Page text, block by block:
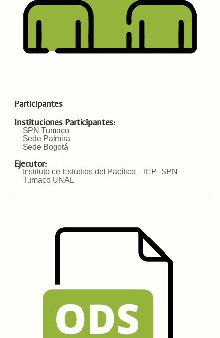
Participantes
Instituciones Participantes:
SPN Tumaco
Sede Palmira
Sede Bogotá
Ejecutor:
Instituto de Estudios del Pacífico – IEP -SPN
Tumaco UNAL